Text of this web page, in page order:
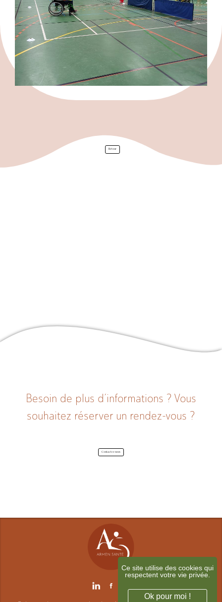
Livraison
Retour
Besoin de plus d’informations ? Vous
souhaitez réserver un rendez-vous ?
Contactez-nous
Ce site utilise des cookies qui
respectent votre vie privée.
Ok pour moi !